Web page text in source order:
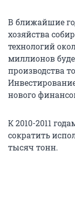
В ближайшие
хозяйства
технологий
миллионов
производства
нового
К 2010-2011
сократить
тысяч тонн.